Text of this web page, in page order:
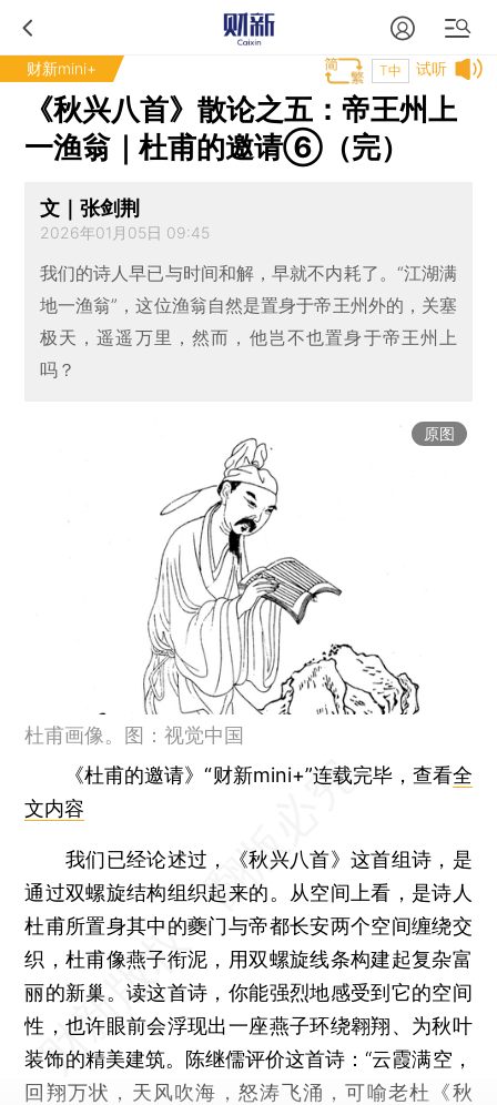
财新mini+ 试听
T中
《秋兴八首》散论之五：帝王州上
一渔翁｜杜甫的邀请⑥（完）
文｜张剑荆
2026年01月05日 09:45
我们的诗人早已与时间和解，早就不内耗了。“江湖满
地一渔翁”，这位渔翁自然是置身于帝王州外的，关塞
极天，遥遥万里，然而，他岂不也置身于帝王州上
吗？
原图
杜甫画像。图：视觉中国
《杜甫的邀请》“财新mini+”连载完毕，查看全
文内容
我们已经论述过，《秋兴八首》这首组诗，是
通过双螺旋结构组织起来的。从空间上看，是诗人
杜甫所置身其中的夔门与帝都长安两个空间缠绕交
织，杜甫像燕子衔泥，用双螺旋线条构建起复杂富
丽的新巢。读这首诗，你能强烈地感受到它的空间
性，也许眼前会浮现出一座燕子环绕翱翔、为秋叶
装饰的精美建筑。陈继儒评价这首诗：“云霞满空，
回翔万状，天风吹海，怒涛飞涌，可喻老杜《秋